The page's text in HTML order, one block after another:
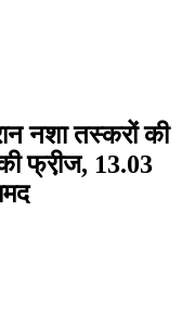
नशा तस्करों की
फ्री़ज, 13.03